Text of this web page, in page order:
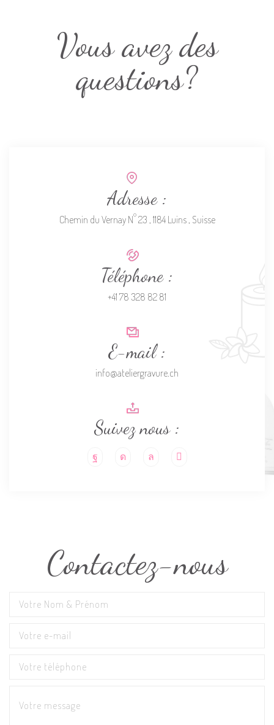
Vous avez des
questions?
Adresse :
Chemin du Vernay No23 , 1184 Luins , Suisse
Téléphone :
+41 78 328 82 81
E-mail :
info@ateliergravure.ch
Suivez nous :
Contactez-nous